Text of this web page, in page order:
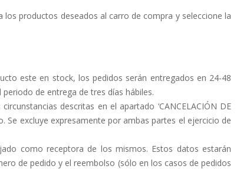
productos deseados al carro de compra y seleccione la
este en stock, los pedidos serán entregados en 24-48
de entrega de tres días hábiles.
descritas en el apartado ‘CANCELACIÓN DE
Se excluye expresamente por ambas partes el ejercicio de
como receptora de los mismos. Estos datos estarán
de pedido y el reembolso (sólo en los casos de pedidos